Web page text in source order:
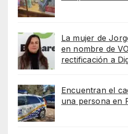
La mujer de
en nombre de
rectificación a
Encuentran el
una persona en